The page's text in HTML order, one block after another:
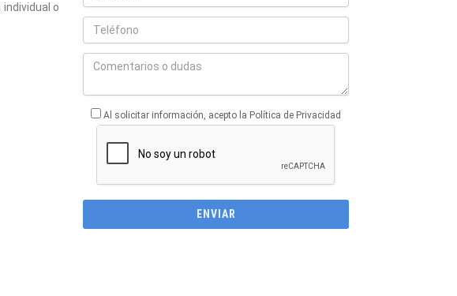
o
Al solicitar información, acepto la Política de Privacidad